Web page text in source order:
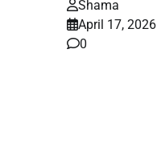
Shama
April 17, 2026
0